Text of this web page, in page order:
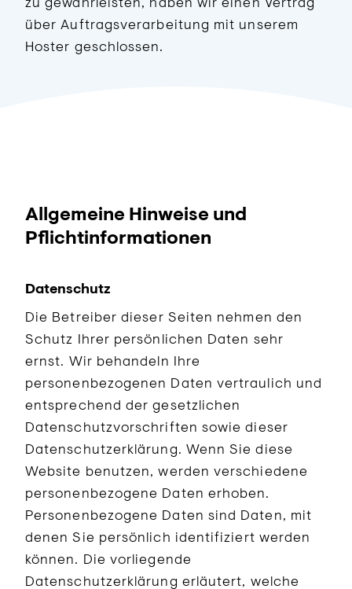
über Auftragsverarbeitung mit unserem
Hoster geschlossen.
Allgemeine Hinweise und
Pflichtinformationen
Datenschutz
Die Betreiber dieser Seiten nehmen den
Schutz Ihrer persönlichen Daten sehr
ernst. Wir behandeln Ihre
personenbezogenen Daten vertraulich und
entsprechend der gesetzlichen
Datenschutzvorschriften sowie dieser
Datenschutzerklärung. Wenn Sie diese
Website benutzen, werden verschiedene
personenbezogene Daten erhoben.
Personenbezogene Daten sind Daten, mit
denen Sie persönlich identifiziert werden
können. Die vorliegende
Datenschutzerklärung erläutert, welche